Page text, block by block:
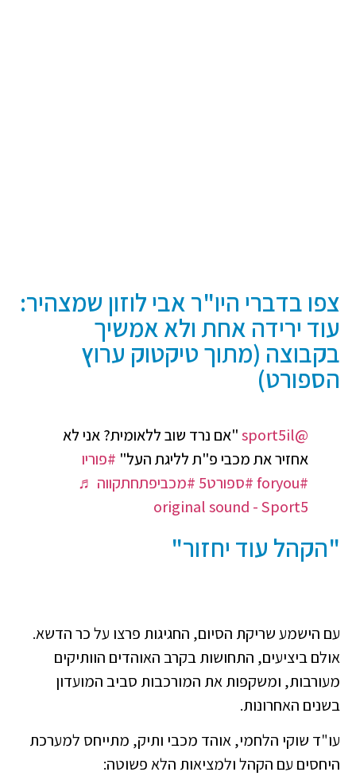
צפו בדברי היו"ר אבי לוזון שמצהיר:
עוד ירידה אחת ולא אמשיך
בקבוצה (מתוך טיקטוק ערוץ
הספורט)
@sport5il
"אם נרד שוב ללאומית? אני לא
אחזיר את מכבי פ"ת לליגת העל" #פוריו
#foryou
#ספורט5 #מכביפתחתקווה ♬
original sound - Sport5
"הקהל עוד יחזור"
עם הישמע שריקת הסיום, החגיגות פרצו על כר הדשא.
אולם ביציעים, התחושות בקרב האוהדים הוותיקים
מעורבות, ומשקפות את המורכבות סביב המועדון
בשנים האחרונות.
עו"ד שוקי הלחמי, אוהד מכבי ותיק, מתייחס למערכת
היחסים עם הקהל ולמציאות הלא פשוטה: